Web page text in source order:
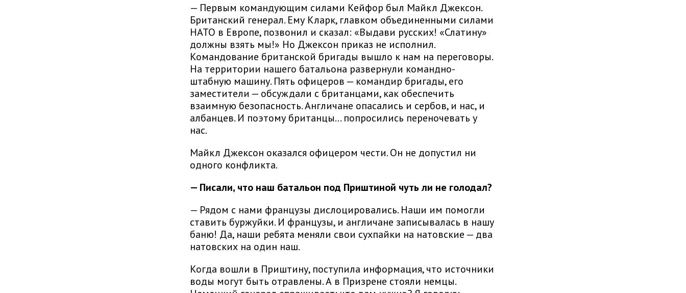
— Первым командующим силами Кейфор был Майкл Джексон.
Британский генерал. Ему Кларк, главком объединенными силами
НАТО в Европе, позвонил и сказал: «Выдави русских! «Слатину»
должны взять мы!» Но Джексон приказ не исполнил.
Командование британской бригады вышло к нам на переговоры.
На территории нашего батальона развернули командно-
штабную машину. Пять офицеров — командир бригады, его
заместители — обсуждали с британцами, как обеспечить
взаимную безопасность. Англичане опасались и сербов, и нас, и
албанцев. И поэтому британцы… попросились переночевать у
нас.
Майкл Джексон оказался офицером чести. Он не допустил ни
одного конфликта.
— Писали, что наш батальон под Приштиной чуть ли не голодал?
— Рядом с нами французы дислоцировались. Наши им помогли
ставить буржуйки. И французы, и англичане записывалась в нашу
баню! Да, наши ребята меняли свои сухпайки на натовские — два
натовских на один наш.
Когда вошли в Приштину, поступила информация, что источники
воды могут быть отравлены. А в Призрене стояли немцы.